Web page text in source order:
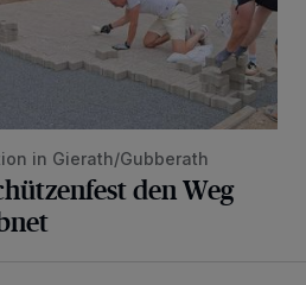
in Gierath/Gubberath
den Weg